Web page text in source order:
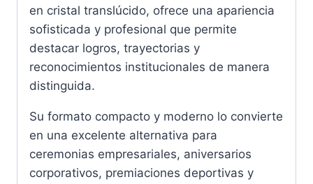
en cristal translúcido, ofrece una apariencia
sofisticada y profesional que permite
destacar logros, trayectorias y
reconocimientos institucionales de manera
distinguida.
Su formato compacto y moderno lo convierte
en una excelente alternativa para
ceremonias empresariales, aniversarios
corporativos, premiaciones deportivas y